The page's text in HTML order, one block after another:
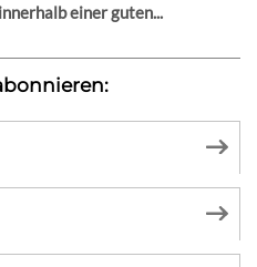
einer guten...